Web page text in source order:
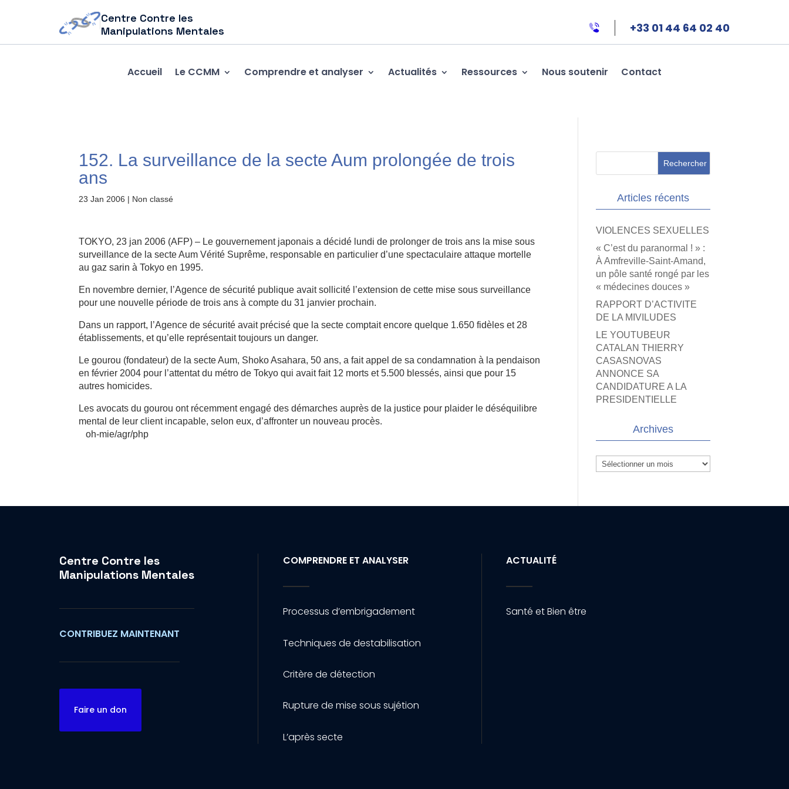
Centre Contre les
Manipulations Mentales
+33 01 44 64 02 40
Accueil Le CCMM Comprendre et analyser Actualités Ressources Nous soutenir Contact
152. La surveillance de la secte Aum prolongée de trois
ans
23 Jan 2006 | Non classé
TOKYO, 23 jan 2006 (AFP) – Le gouvernement japonais a décidé lundi de prolonger de trois ans la mise sous
surveillance de la secte Aum Vérité Suprême, responsable en particulier d’une spectaculaire attaque mortelle
au gaz sarin à Tokyo en 1995.
En novembre dernier, l’Agence de sécurité publique avait sollicité l’extension de cette mise sous surveillance
pour une nouvelle période de trois ans à compte du 31 janvier prochain.
Dans un rapport, l’Agence de sécurité avait précisé que la secte comptait encore quelque 1.650 fidèles et 28
établissements, et qu’elle représentait toujours un danger.
Le gourou (fondateur) de la secte Aum, Shoko Asahara, 50 ans, a fait appel de sa condamnation à la pendaison
en février 2004 pour l’attentat du métro de Tokyo qui avait fait 12 morts et 5.500 blessés, ainsi que pour 15
autres homicides.
Les avocats du gourou ont récemment engagé des démarches auprès de la justice pour plaider le déséquilibre
mental de leur client incapable, selon eux, d’affronter un nouveau procès.
oh-mie/agr/php
Articles récents
VIOLENCES SEXUELLES
« C’est du paranormal ! » :
À Amfreville-Saint-Amand,
un pôle santé rongé par les
« médecines douces »
RAPPORT D’ACTIVITE
DE LA MIVILUDES
LE YOUTUBEUR
CATALAN THIERRY
CASASNOVAS
ANNONCE SA
CANDIDATURE A LA
PRESIDENTIELLE
Archives
Archives
Centre Contre les
Manipulations Mentales
CONTRIBUEZ MAINTENANT
Faire un don
COMPRENDRE ET ANALYSER
Processus d’embrigadement
Techniques de destabilisation
Critère de détection
Rupture de mise sous sujétion
L’après secte
ACTUALITÉ
Santé et Bien être